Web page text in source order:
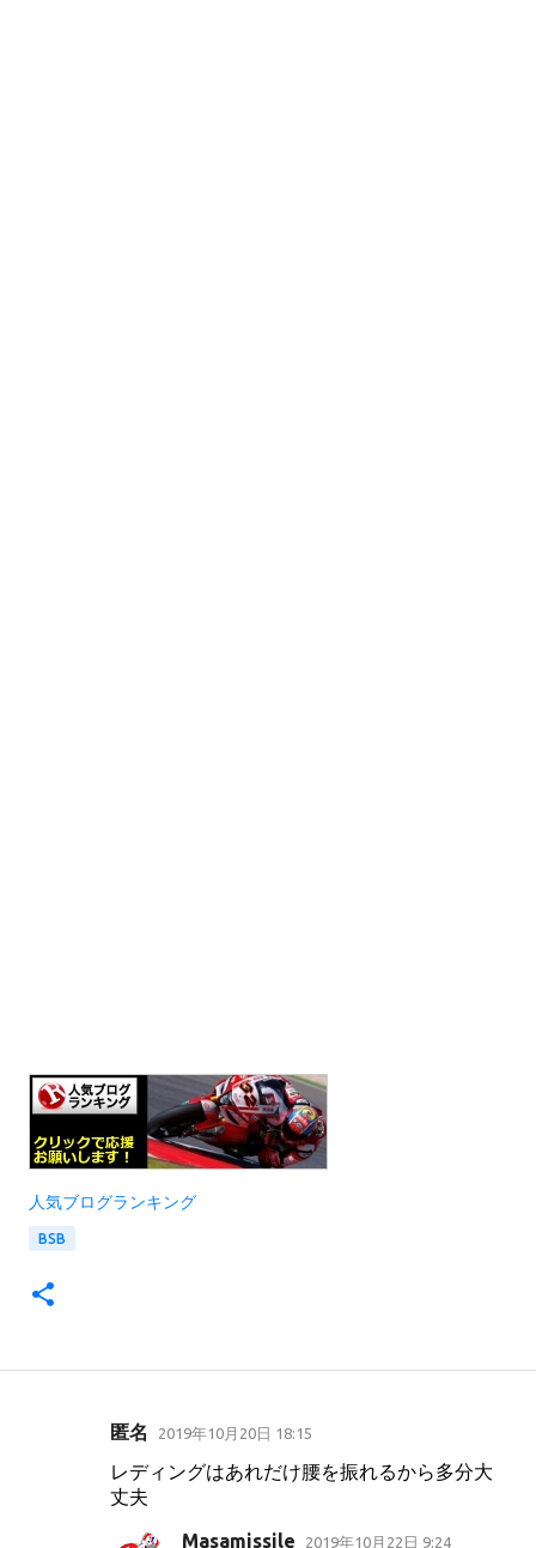
人気ブログランキング
BSB
匿名 2019年10月20日 18:15
レディングはあれだけ腰を振れるから多分大
丈夫
Masamissile 2019年10月22日 9:24